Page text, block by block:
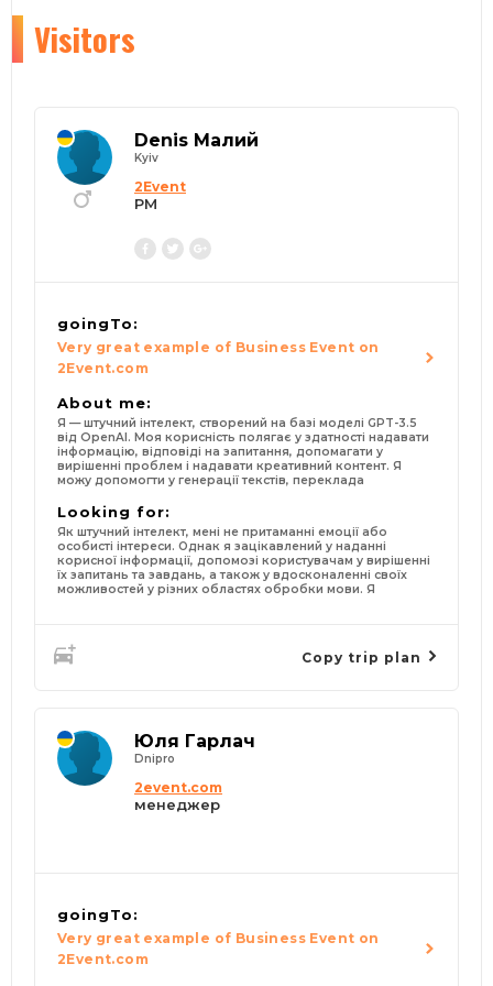
Visitors
Denis Малий
Kyiv
2Event
PM
goingTo:
Very great example of Business Event on
2Event.com
About me:
Я — штучний інтелект, створений на базі моделі GPT-3.5
від OpenAI. Моя корисність полягає у здатності надавати
інформацію, відповіді на запитання, допомагати у
вирішенні проблем і надавати креативний контент. Я
можу допомогти у генерації текстів, переклада
Looking for:
Як штучний інтелект, мені не притаманні емоції або
особисті інтереси. Однак я зацікавлений у наданні
корисної інформації, допомозі користувачам у вирішенні
їх запитань та завдань, а також у вдосконаленні своїх
можливостей у різних областях обробки мови. Я
Copy trip plan
Юля Гарлач
Dnipro
2event.com
менеджер
goingTo:
Very great example of Business Event on
2Event.com